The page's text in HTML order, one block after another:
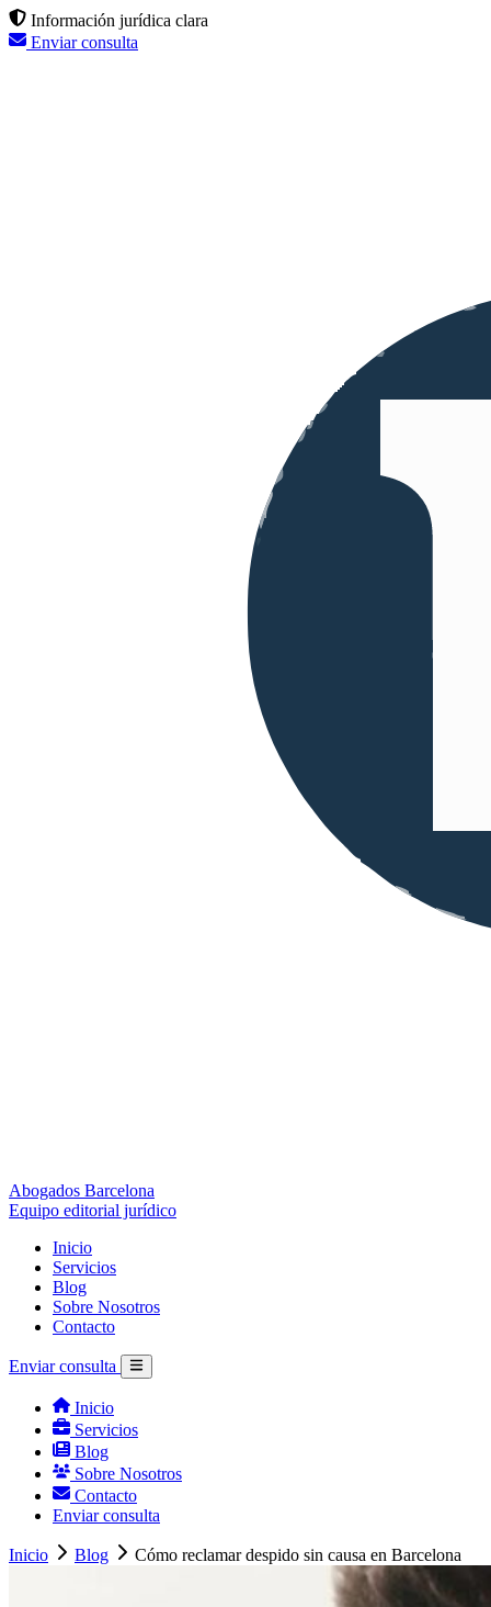
Información jurídica clara
Enviar consulta
Abogados Barcelona
Equipo editorial jurídico
Inicio
Servicios
Blog
Sobre Nosotros
Contacto
Enviar consulta
Inicio
Servicios
Blog
Sobre Nosotros
Contacto
Enviar consulta
Inicio Blog Cómo reclamar despido sin causa en Barcelona